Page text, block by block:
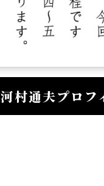
河村通夫プロフ